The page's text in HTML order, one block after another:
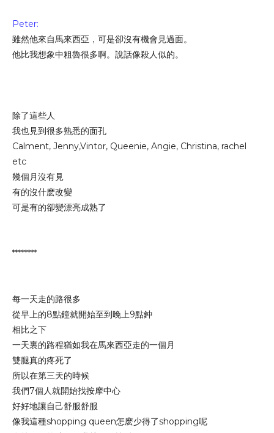
Peter:
雖然他來自馬來西亞，可是卻沒有機會見過面。
他比我想象中粗魯很多啊。說話像殺人似的。
除了這些人
我也見到很多熟悉的面孔
Calment, Jenny,Vintor, Queenie, Angie, Christina, rachel
etc
幾個月沒有見
有的沒什麽改變
可是有的卻變漂亮成熟了
********
每一天走的路很多
從早上的8點鐘就開始至到晚上9點鈡
相比之下
一天裏的路程猶如我在馬來西亞走的一個月
雙腿真的疼死了
所以在第三天的時候
我們7個人就開始找按摩中心
好好地讓自己舒服舒服
像我這種shopping queen怎麽少得了shopping呢